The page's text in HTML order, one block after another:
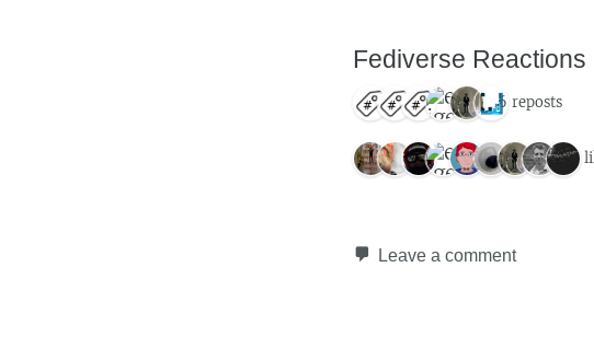
Fediverse Reactions
6 reposts
9
Leave a comment